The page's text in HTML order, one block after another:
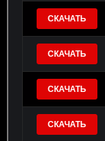
СКАЧАТЬ
СКАЧАТЬ
СКАЧАТЬ
СКАЧАТЬ